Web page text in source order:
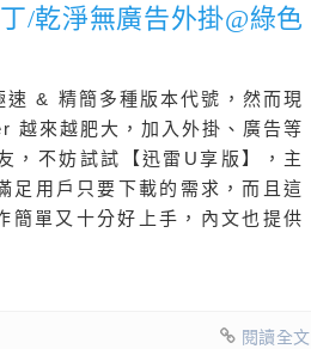
/乾淨無廣告外掛@綠色
& 精簡多種版本代號，然而現
越來越肥大，加入外掛、廣告等
，不妨試試【迅雷U享版】，主
足用戶只要下載的需求，而且這
簡單又十分好上手，內文也提供
閱讀全文